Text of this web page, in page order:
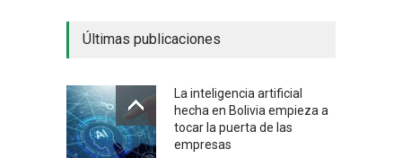
Últimas publicaciones
La inteligencia artificial
hecha en Bolivia empieza a
tocar la puerta de las
empresas